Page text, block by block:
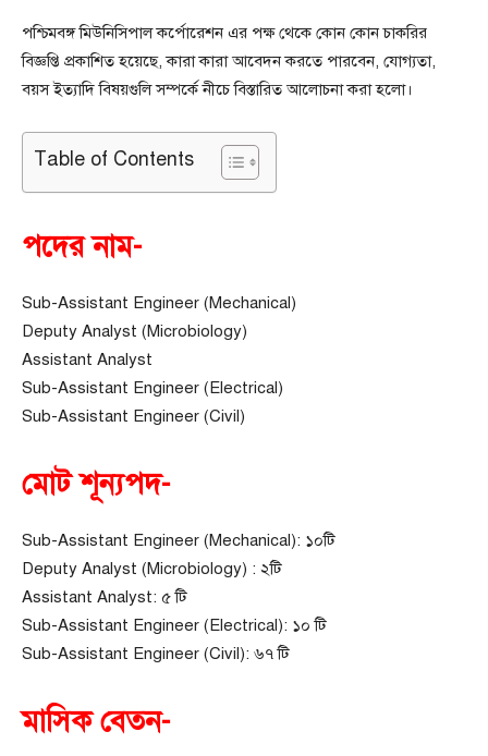
পশ্চিমবঙ্গ মিউনিসিপাল কর্পোরেশন এর পক্ষ থেকে কোন কোন চাকরির
বিজ্ঞপ্তি প্রকাশিত হয়েছে, কারা কারা আবেদন করতে পারবেন, যোগ্যতা,
বয়স ইত্যাদি বিষয়গুলি সম্পর্কে নীচে বিস্তারিত আলোচনা করা হলো।
Table of Contents
পদের নাম-
Sub-Assistant Engineer (Mechanical)
Deputy Analyst (Microbiology)
Assistant Analyst
Sub-Assistant Engineer (Electrical)
Sub-Assistant Engineer (Civil)
মোট শূন্যপদ-
Sub-Assistant Engineer (Mechanical): ১০টি
Deputy Analyst (Microbiology) : ২টি
Assistant Analyst: ৫ টি
Sub-Assistant Engineer (Electrical): ১০ টি
Sub-Assistant Engineer (Civil): ৬৭ টি
মাসিক বেতন-